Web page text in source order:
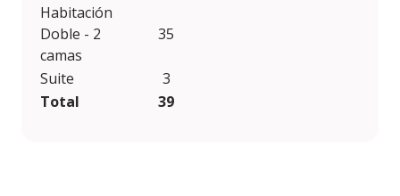
Habitación
Doble - 2
camas
35
Suite
3
Total
39